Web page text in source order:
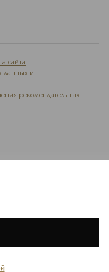
сайта
данных и
рекомендательных